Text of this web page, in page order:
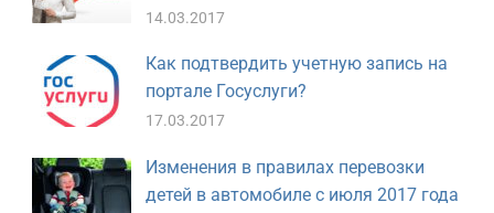
14.03.2017
Как подтвердить учетную запись на
портале Госуслуги?
17.03.2017
Изменения в правилах перевозки
детей в автомобиле с июля 2017 года